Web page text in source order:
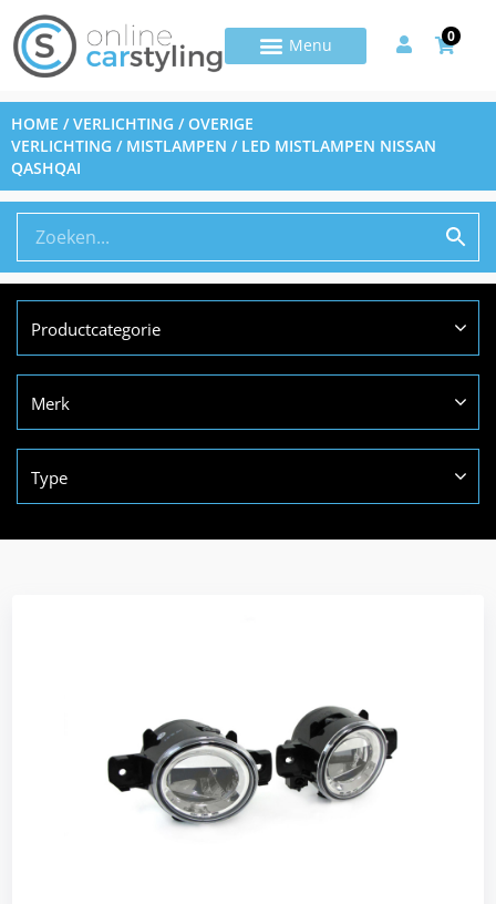
0
HOME /VERLICHTING /OVERIGE
VERLICHTING / MISTLAMPEN / LED MISTLAMPEN NISSAN
QASHQAI
Productcategorie
Merk
Type